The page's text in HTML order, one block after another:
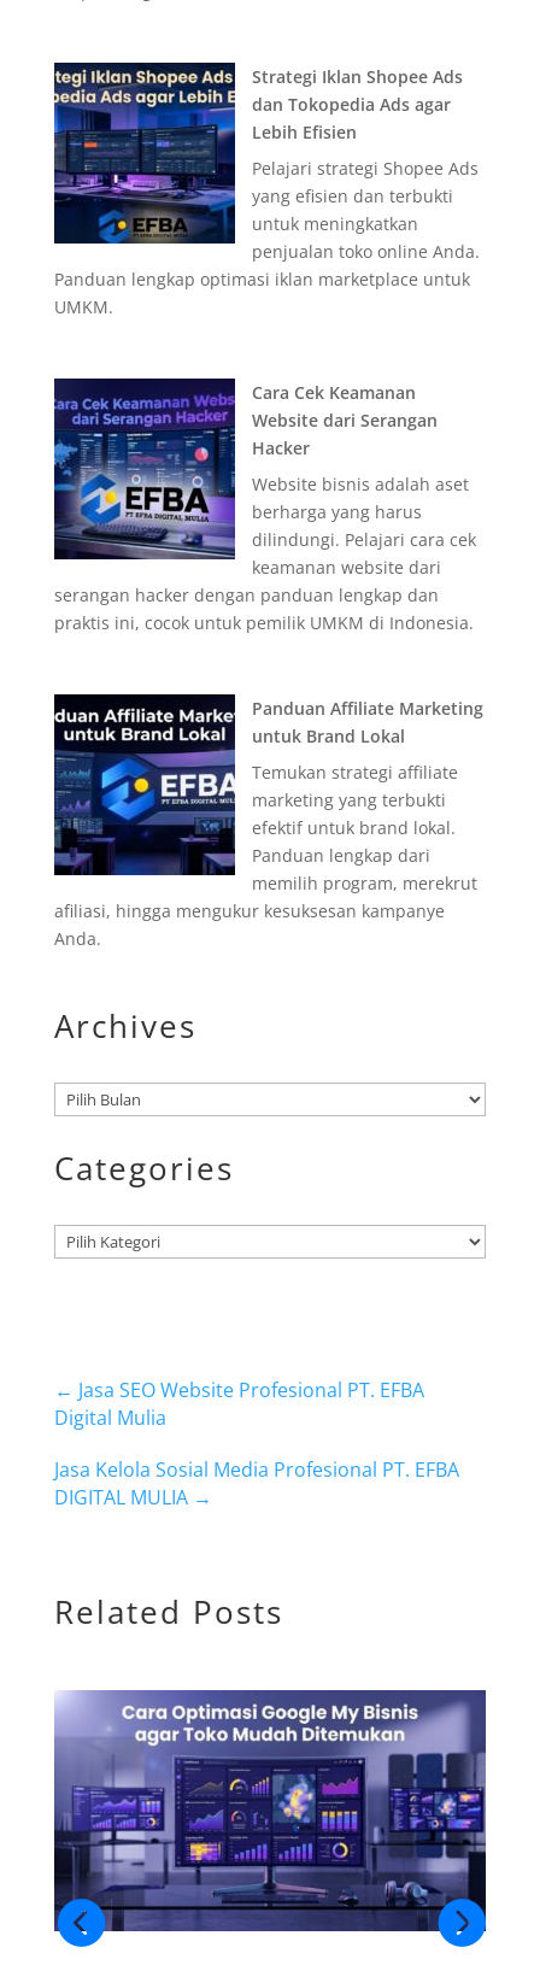
Strategi Iklan Shopee Ads
dan Tokopedia Ads agar
Lebih Efisien
Pelajari strategi Shopee Ads
yang efisien dan terbukti
untuk meningkatkan
penjualan toko online Anda.
Panduan lengkap optimasi iklan marketplace untuk
UMKM.
Cara Cek Keamanan
Website dari Serangan
Hacker
Website bisnis adalah aset
berharga yang harus
dilindungi. Pelajari cara cek
keamanan website dari
serangan hacker dengan panduan lengkap dan
praktis ini, cocok untuk pemilik UMKM di Indonesia.
Panduan Affiliate Marketing
untuk Brand Lokal
Temukan strategi affiliate
marketing yang terbukti
efektif untuk brand lokal.
Panduan lengkap dari
memilih program, merekrut
afiliasi, hingga mengukur kesuksesan kampanye
Anda.
Archives
Arsip
Categories
Kategori
← Jasa SEO Website Profesional PT. EFBA
Digital Mulia
Jasa Kelola Sosial Media Profesional PT. EFBA
DIGITAL MULIA→
Related Posts